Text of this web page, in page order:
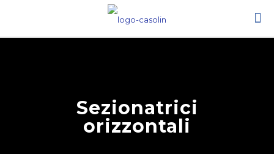
Sezionatrici
orizzontali